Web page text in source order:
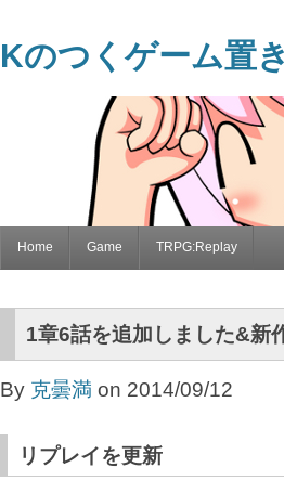
Kのつくゲーム置
Home Game TRPG:Replay
1章6話を追加しました&新
By 克曇満 on 2014/09/12
リプレイを更新